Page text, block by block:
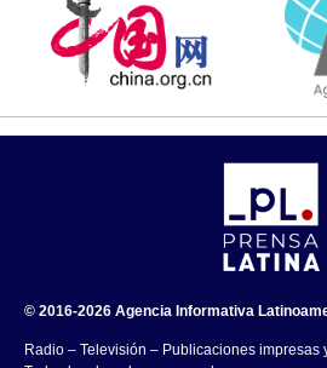
© 2016-2026 Agencia Informativa
Radio – Televisión – Publicaciones impresas